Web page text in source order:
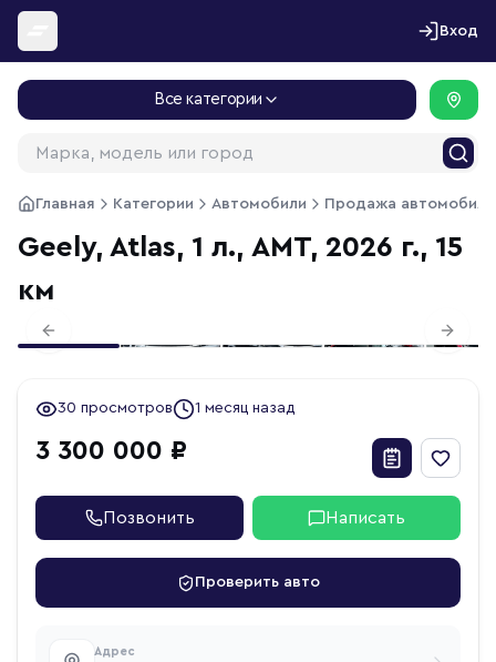
Перейти к содержимому
Вход
Все категории
Главная Категории Автомобили Продажа
Geely, Atlas, 1 л., АМТ, 2026 г., 15
км
Previous slide Next
30 просмотров 1 месяц назад
3 300 000 ₽
Позвонить Написать
Проверить авто
Адрес